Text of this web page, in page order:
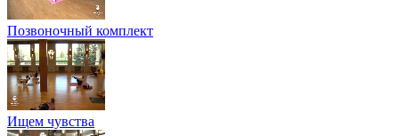
Позвоночный комплект
Ищем чувства